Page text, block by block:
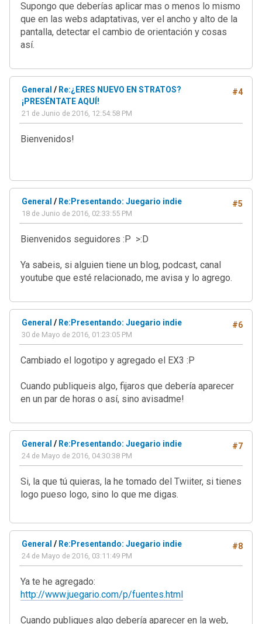
Supongo que deberías aplicar mas o menos lo mismo
que en las webs adaptativas, ver el ancho y alto de la
pantalla, detectar el cambio de orientación y cosas
así.
#4
General / Re:¿ERES NUEVO EN STRATOS?
¡PRESÉNTATE AQUÍ!
21 de Junio de 2016, 12:54:58 PM
Bienvenidos!
#5
General / Re:Presentando: Juegario indie
18 de Junio de 2016, 02:33:55 PM
Bienvenidos seguidores :P >:D
Ya sabeis, si alguien tiene un blog, podcast, canal
youtube que esté relacionado, me avisa y lo agrego.
#6
General / Re:Presentando: Juegario indie
30 de Mayo de 2016, 01:23:05 PM
Cambiado el logotipo y agregado el EX3 :P
Cuando publiqueis algo, fijaros que debería aparecer
en un par de horas o así, sino avisadme!
#7
General / Re:Presentando: Juegario indie
24 de Mayo de 2016, 04:30:38 PM
Si, la que tú quieras, la he tomado del Twiiter, si tienes
logo pueso logo, sino lo que me digas.
#8
General / Re:Presentando: Juegario indie
24 de Mayo de 2016, 03:11:49 PM
Ya te he agregado:
http://www.juegario.com/p/fuentes.html
Cuando publiques algo debería aparecer en la web,